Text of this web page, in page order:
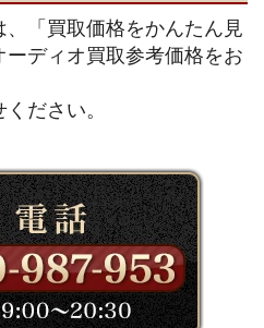
「買取価格をかんたん見
ディオ買取参考価格をお
ださい。